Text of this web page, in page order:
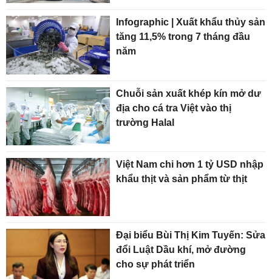
Infographic | Xuất khẩu thủy sản
tăng 11,5% trong 7 tháng đầu
năm
Chuỗi sản xuất khép kín mở dư
địa cho cá tra Việt vào thị
trường Halal
Việt Nam chi hơn 1 tỷ USD nhập
khẩu thịt và sản phẩm từ thịt
Đại biểu Bùi Thị Kim Tuyến: Sửa
đổi Luật Dầu khí, mở đường
cho sự phát triển